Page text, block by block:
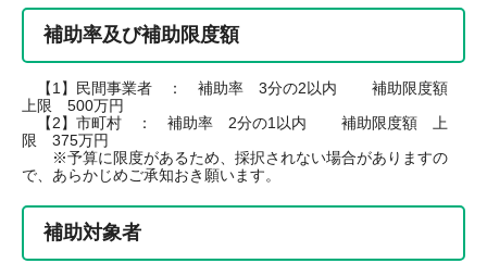
補助率及び補助限度額
【1】民間事業者 ： 補助率 3分の2以内 補助限度額
上限 500万円
【2】市町村 ： 補助率 2分の1以内 補助限度額 上
限 375万円
※予算に限度があるため、採択されない場合がありますの
で、あらかじめご承知おき願います。
補助対象者